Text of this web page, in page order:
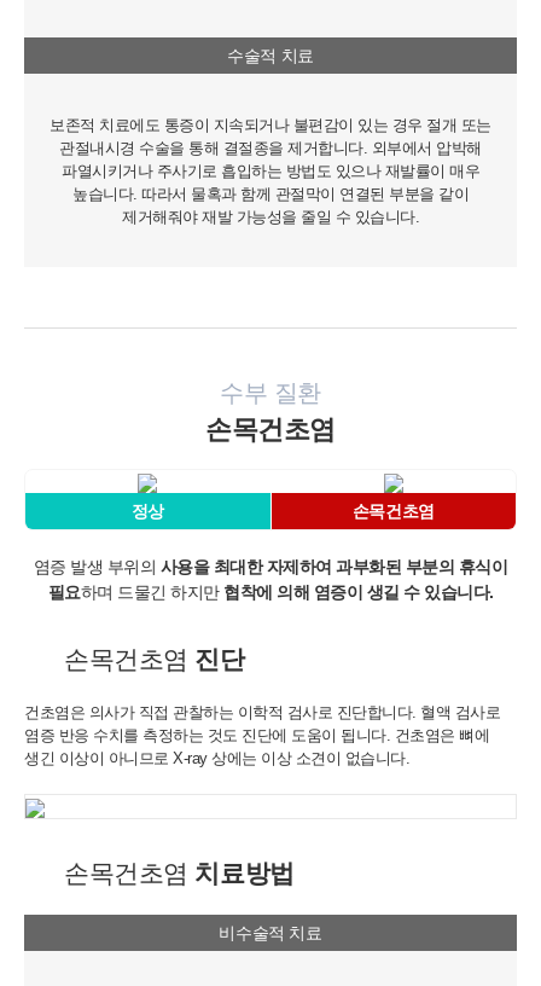
수술적 치료
보존적 치료에도 통증이 지속되거나 불편감이 있는 경우 절개 또는
관절내시경 수술을 통해 결절종을 제거합니다. 외부에서 압박해
파열시키거나 주사기로 흡입하는 방법도 있으나 재발률이 매우
높습니다. 따라서 물혹과 함께 관절막이 연결된 부분을 같이
제거해줘야 재발 가능성을 줄일 수 있습니다.
수부 질환
손목건초염
정상 손목건초염
염증 발생 부위의 사용을 최대한 자제하여 과부화된 부분의 휴식이
필요하며 드물긴 하지만 협착에 의해 염증이 생길 수 있습니다.
손목건초염 진단
건초염은 의사가 직접 관찰하는 이학적 검사로 진단합니다. 혈액 검사로
염증 반응 수치를 측정하는 것도 진단에 도움이 됩니다. 건초염은 뼈에
생긴 이상이 아니므로 X-ray 상에는 이상 소견이 없습니다.
손목건초염 치료방법
비수술적 치료
용하지 않으며 이용 목적이 변경될 경우에는 동의를 받아 처리하겠
습니다.
1. 서비스 제공
- 진료정보: 진단 및 치료를 위한 진료서비스와 청구, 수납 및 환급 등
의 원무 서비스 제공
- 예약정보: 진료 예약 및 예약조회 등 기타 서비스 이용에 따른 본인
확인 절차에 이용
2. 회원관리
동의여부 확인, 추후 법정대리인 본인확인, 분쟁 조정을 위한 기록보
존, 불만처리 등 민원처리, 고지사항 전달, 회원 관리를 위한 각종 정
보 제공, 소식 전달, 설문조사
3. 신규 서비스 개발 및 마케팅, 광고에의 활용
- 신규 서비스 개발 및 맞춤 서비스 제공, 이벤트 및 광고성 정보 제공
및 참여기회 제공
- 이벤트 프로모션에 참여하거나 선택형 서비스를 이용하려는 경우
회원의 별도 동의 하에 아래의 정보를 수집할 수 있습니다.
• 휴대전화번호, 전자우편 주소, 주소, 성별, 지역
셜 커뮤니티 기능이 탑재되어 있는 서비스에 한하며, 이 경우에도 제
3자의 휴대전화번호를 저장하지 않음)
호 (유료 결제 서비스를 사용하는 회원에 한함)
■ 개인정보의 처리 및 보유기간
하는 동안 이용자의 개인정보를 계속 보유하며 서비스의 제공 등을
한 경우에 재생할 수 없는 방법으로 파기합니다.
- 상법, 전자상거래 등에서의 소비자보호에 관한 법률 등 관계법령의